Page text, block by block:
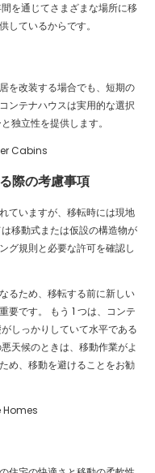
を通じてさまざまな場所に移
しているからです。
を改装する場合でも、短期の
ンテナハウスは実用的な選択
独立性を提供します。
際の考慮事項
ていますが、移転時には現地
移動式または仮設の構造物が
グ規則と必要な許可を確認し
るため、移転する前に新しい
要です。 もう 1 つは、コンテ
しっかりしていて水平である
天候のときは、移動作業がよ
め、移動を避けることをお勧